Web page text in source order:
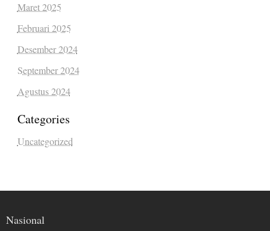
Maret 2025
Februari 2025
Desember 2024
September 2024
Agustus 2024
Categories
Uncategorized
Nasional